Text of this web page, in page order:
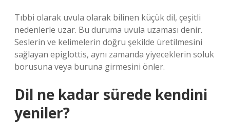
Tıbbi olarak uvula olarak bilinen küçük dil, çeşitli
nedenlerle uzar. Bu duruma uvula uzaması denir.
Seslerin ve kelimelerin doğru şekilde üretilmesini
sağlayan epiglottis, aynı zamanda yiyeceklerin soluk
borusuna veya buruna girmesini önler.
Dil ne kadar sürede kendini
yeniler?